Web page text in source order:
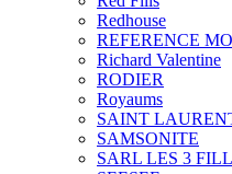
Redhouse
REFERENCE
Richard Valentine
RODIER
Royaums
SAINT
SAMSONITE
SARL LES 3